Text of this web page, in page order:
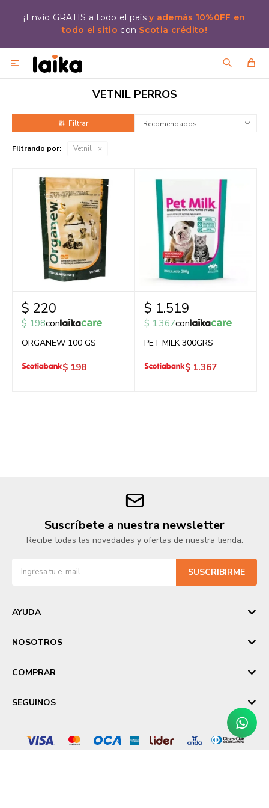
¡Envío GRATIS a todo el paísy además 10%0FF en
todo el sitio con Scotia crédito!

VETNIL PERROS
Recomendados
Filtrando por: Vetnil
$ 220
$ 198con
ORGANEW 100 GS
$ 198
$ 1.519
$ 1.367con
PET MILK 300GRS
$ 1.367
Suscríbete a nuestra newsletter
Recibe todas las novedades y ofertas de nuestra tienda.
SUSCRIBIRME
AYUDA
NOSOTROS
COMPRAR
SEGUINOS